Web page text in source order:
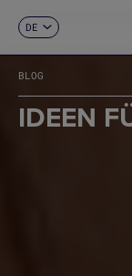
EN
FR
DE
IT
PT
BLOG
IDEEN